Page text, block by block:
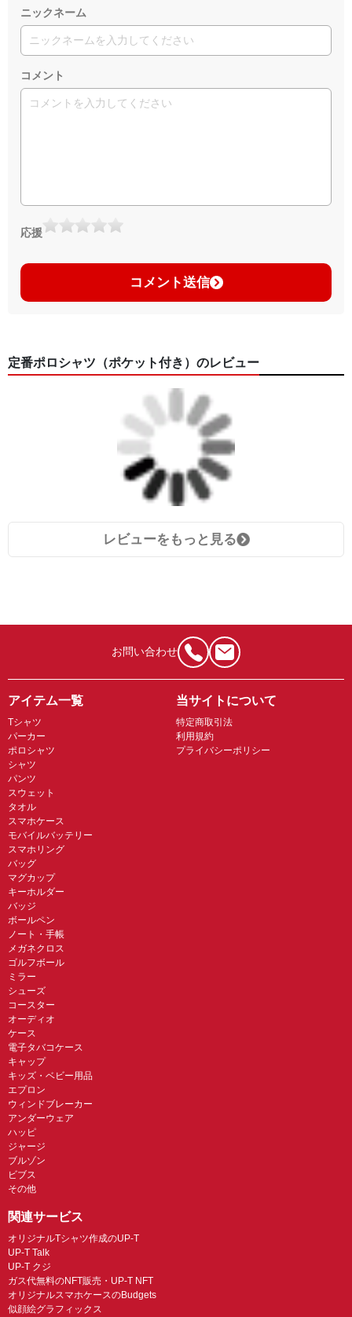
ニックネーム
コメント
応援
コメント送信
定番ポロシャツ（ポケット付き）のレビュー
レビューをもっと見る
お問い合わせ
アイテム一覧
Tシャツ
パーカー
ポロシャツ
シャツ
パンツ
スウェット
タオル
スマホケース
モバイルバッテリー
スマホリング
バッグ
マグカップ
キーホルダー
バッジ
ボールペン
ノート・手帳
メガネクロス
ゴルフボール
ミラー
シューズ
コースター
オーディオ
ケース
電子タバコケース
キャップ
キッズ・ベビー用品
エプロン
ウィンドブレーカー
アンダーウェア
ハッピ
ジャージ
ブルゾン
ビブス
その他
当サイトについて
特定商取引法
利用規約
プライバシーポリシー
関連サービス
オリジナルTシャツ作成のUP-T
UP-T Talk
UP-T クジ
ガス代無料のNFT販売・UP-T NFT
オリジナルスマホケースのBudgets
似顔絵グラフィックス